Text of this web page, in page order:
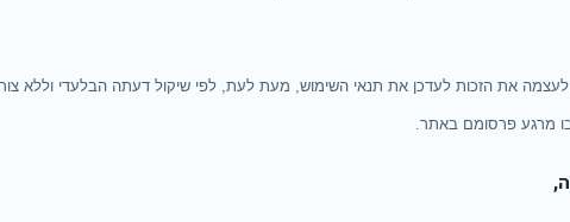
לעצמה את הזכות לעדכן את תנאי השימוש, מעת לעת, לפי שיקול דעתה הבלעדי וללא
מרגע פרסומם באתר.